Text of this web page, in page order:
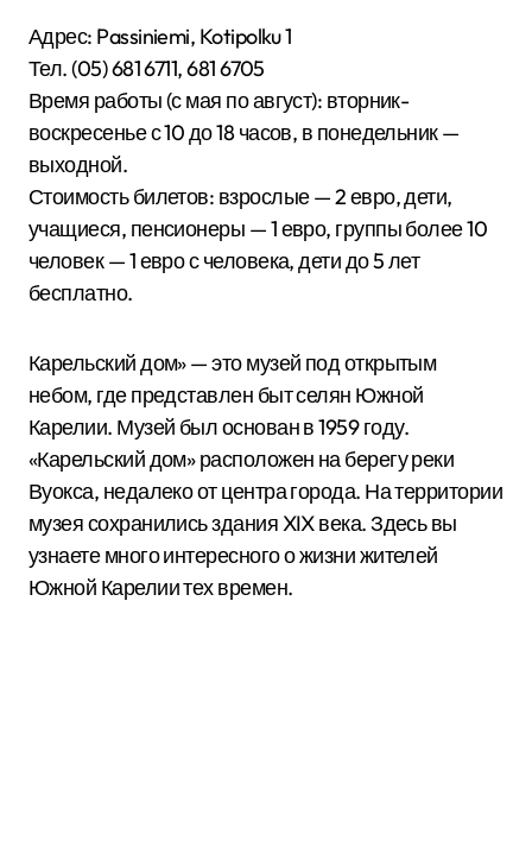
Адрес: Passiniemi, Kotipolku 1
Тел. (05) 681 6711, 681 6705
Время работы (с мая по август): вторник-
воскресенье с 10 до 18 часов, в понедельник —
выходной.
Стоимость билетов: взрослые — 2 евро, дети,
учащиеся, пенсионеры — 1 евро, группы более 10
человек — 1 евро с человека, дети до 5 лет
бесплатно.
Карельский дом» — это музей под открытым
небом, где представлен быт селян Южной
Карелии. Музей был основан в 1959 году.
«Карельский дом» расположен на берегу реки
Вуокса, недалеко от центра города. На территории
музея сохранились здания XIX века. Здесь вы
узнаете много интересного о жизни жителей
Южной Карелии тех времен.